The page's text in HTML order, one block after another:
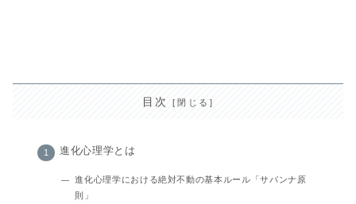
目次
進化心理学とは
進化心理学における絶対不動の基本ルール「サバンナ原
則」